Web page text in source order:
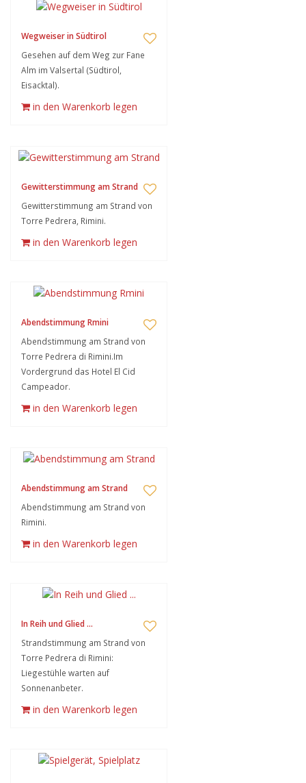
Wegweiser in Südtirol
Gesehen auf dem Weg zur Fane
Alm im Valsertal (Südtirol,
Eisacktal).
in den Warenkorb legen
Gewitterstimmung am Strand
Gewitterstimmung am Strand von
Torre Pedrera, Rimini.
in den Warenkorb legen
Abendstimmung Rmini
Abendstimmung am Strand von
Torre Pedrera di Rimini.Im
Vordergrund das Hotel El Cid
Campeador.
in den Warenkorb legen
Abendstimmung am Strand
Abendstimmung am Strand von
Rimini.
in den Warenkorb legen
In Reih und Glied ...
Strandstimmung am Strand von
Torre Pedrera di Rimini:
Liegestühle warten auf
Sonnenanbeter.
in den Warenkorb legen